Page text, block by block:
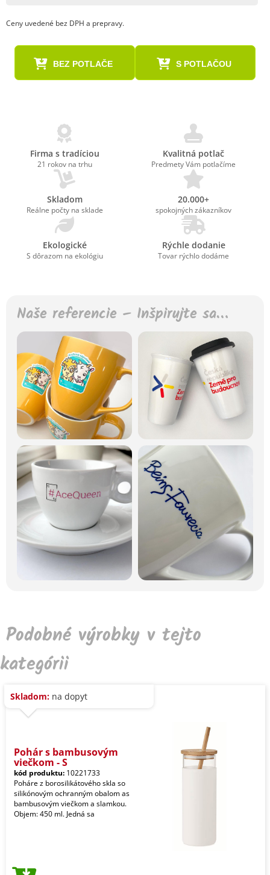
Ceny uvedené bez DPH a prepravy.
BEZ POTLAČE S POTLAČOU
Firma s tradíciou
21 rokov na trhu
Kvalitná potlač
Predmety Vám potlačíme
Skladom
Reálne počty na sklade
20.000+
spokojných zákazníkov
Ekologické
S dôrazom na ekológiu
Rýchle dodanie
Tovar rýchlo dodáme
Naše referencie – Inšpirujte sa…
Podobné výrobky v tejto
kategórii
Skladom: na dopyt
Pohár s bambusovým
viečkom - S
kód produktu: 10221733
Poháre z borosilikátového skla so
silikónovým ochranným obalom as
bambusovým viečkom a slamkou.
Objem: 450 ml. Jedná sa